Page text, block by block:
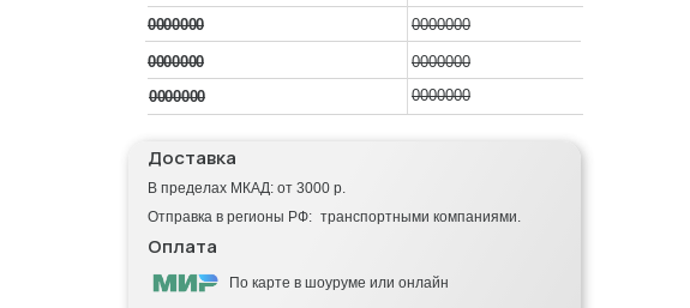
0000000
0000000
0000000
0000000
0000000
0000000
По карте в шоуруме или онлайн
Оплата
Доставка
В пределах МКАД: от 3000 р.
Отправка в регионы РФ: транспортными компаниями.